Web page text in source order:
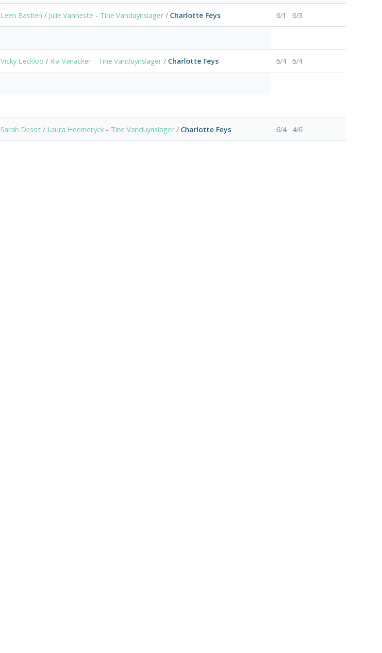
Leen Bastien / Julie Vanheste - Tine Vanduynslager / Charlotte Feys 6/1 6/3
Vicky Eeckloo / Ria Vanacker - Tine Vanduynslager / Charlotte Feys 6/4 6/4
Sarah Desot / Laura Heemeryck - Tine Vanduynslager / Charlotte Feys 6/4 4/6